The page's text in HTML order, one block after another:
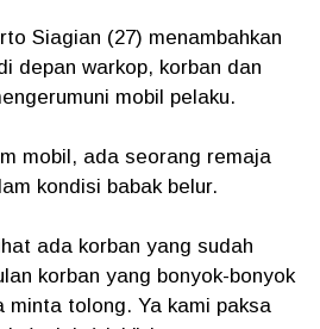
Siagian (27) menambahkan
depan warkop, korban dan
mobil pelaku.
mobil, ada seorang remaja
kondisi babak belur.
ada korban yang sudah
korban yang bonyok-bonyok
minta tolong. Ya kami paksa